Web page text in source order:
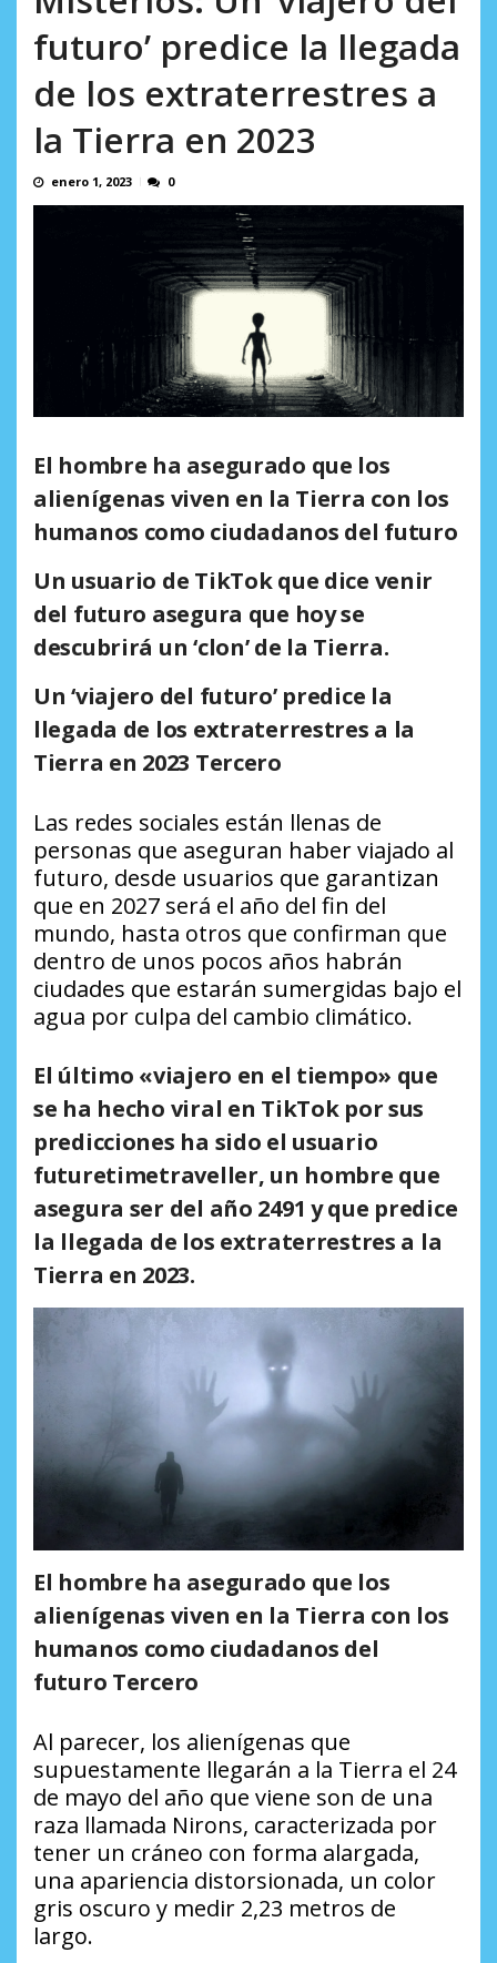
futuro’ predice la llegada
de los extraterrestres a
la Tierra en 2023
enero 1, 2023 0
El hombre ha asegurado que los
alienígenas viven en la Tierra con los
humanos como ciudadanos del futuro
Un usuario de TikTok que dice venir
del futuro asegura que hoy se
descubrirá un ‘clon’ de la Tierra.
Un ‘viajero del futuro’ predice la
llegada de los extraterrestres a la
Tierra en 2023 Tercero
Las redes sociales están llenas de
personas que aseguran haber viajado al
futuro, desde usuarios que garantizan
que en 2027 será el año del fin del
mundo, hasta otros que confirman que
dentro de unos pocos años habrán
ciudades que estarán sumergidas bajo el
agua por culpa del cambio climático.
El último «viajero en el tiempo» que
se ha hecho viral en TikTok por sus
predicciones ha sido el usuario
futuretimetraveller, un hombre que
asegura ser del año 2491 y que predice
la llegada de los extraterrestres a la
Tierra en 2023.
El hombre ha asegurado que los
alienígenas viven en la Tierra con los
humanos como ciudadanos del
futuro Tercero
Al parecer, los alienígenas que
supuestamente llegarán a la Tierra el 24
de mayo del año que viene son de una
raza llamada Nirons, caracterizada por
tener un cráneo con forma alargada,
una apariencia distorsionada, un color
gris oscuro y medir 2,23 metros de
largo.